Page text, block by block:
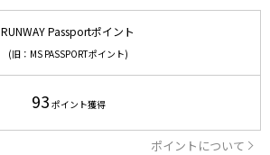
RUNWAY Passportポイント
(旧：MS PASSPORTポイント)
93 ポイント獲得
ポイントについて